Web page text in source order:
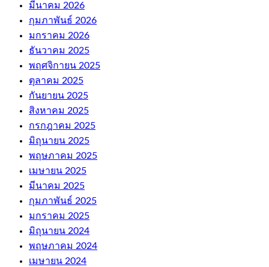
มีนาคม 2026
กุมภาพันธ์ 2026
มกราคม 2026
ธันวาคม 2025
พฤศจิกายน 2025
ตุลาคม 2025
กันยายน 2025
สิงหาคม 2025
กรกฎาคม 2025
มิถุนายน 2025
พฤษภาคม 2025
เมษายน 2025
มีนาคม 2025
กุมภาพันธ์ 2025
มกราคม 2025
มิถุนายน 2024
พฤษภาคม 2024
เมษายน 2024